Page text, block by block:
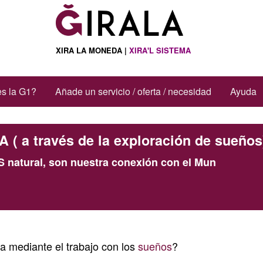
XIRA LA MONEDA | XIRA'L SISTEMA
la G1? Añade un servicio / oferta / necesidad Ayuda
( a través de la exploración de
natural, son nuestra conexión con el Mun
mediante el trabajo con lossueños?